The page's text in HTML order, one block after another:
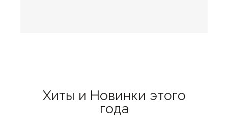
Хиты и Новинки этого
года